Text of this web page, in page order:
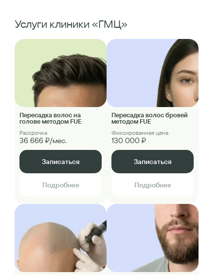
Услуги клиники «ГМЦ»
Пересадка волос на
голове методом FUE
Рассрочка
36 666 ₽/мес.
Записаться
Подробнее
Пересадка волос бровей
методом FUE
Фиксированная цена
130 000 ₽
Записаться
Подробнее